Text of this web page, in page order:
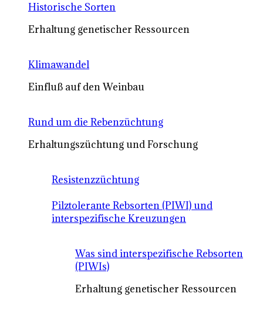
Historische Sorten
Erhaltung genetischer Ressourcen
Klimawandel
Einfluß auf den Weinbau
Rund um die Rebenzüchtung
Erhaltungszüchtung und Forschung
Resistenzzüchtung
Pilztolerante Rebsorten (PIWI) und
interspezifische Kreuzungen
Was sind interspezifische Rebsorten
(PIWIs)
Erhaltung genetischer Ressourcen